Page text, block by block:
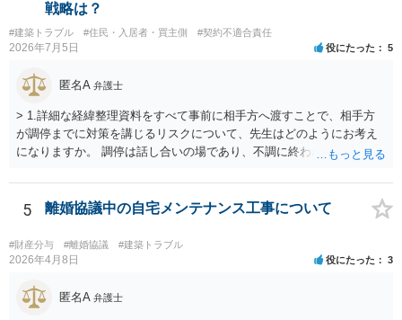
戦略は？
#建築トラブル #住民・入居者・買主側 #契約不適合責任
2026年7月5日 役にたった 5
匿名A 弁護士
> 1.詳細な経緯整理資料をすべて事前に相手方へ渡すことで、相手方
が調停までに対策を講じるリスクについて、先生はどのようにお考え
になりますか。 調停は話し合いの場であり、不調に終われば訴訟で解
いう姑息な手段は使えませんし、公平かつ納得のできる解決というの
は、当事者と裁判所が同じ主張と証拠関係を踏まえた上で初めて実現
ついて、何か工夫できる点があればご教示いただけますでしょうか。
弁護士によって考え方が異なるかもしれませんが、資料の一部を相手
にとって不利な事実が隠されているという推認を働かせることに繋が
5 離婚協議中の自宅メンテナンス工事について
#財産分与 #離婚協議 #建築トラブル
2026年4月8日 役にたった 3
匿名A 弁護士